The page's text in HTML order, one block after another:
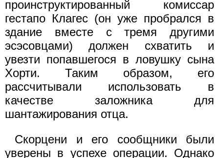
проинструктированный комиссар
гестапо Клагес (он уже пробрался в
здание вместе с тремя другими
эсэсовцами) должен схватить и
увезти попавшегося в ловушку сына
Хорти. Таким образом, его
рассчитывали использовать в
качестве заложника для
шантажирования отца.
Скорцени и его сообщники были
уверены в успехе операции. Однако